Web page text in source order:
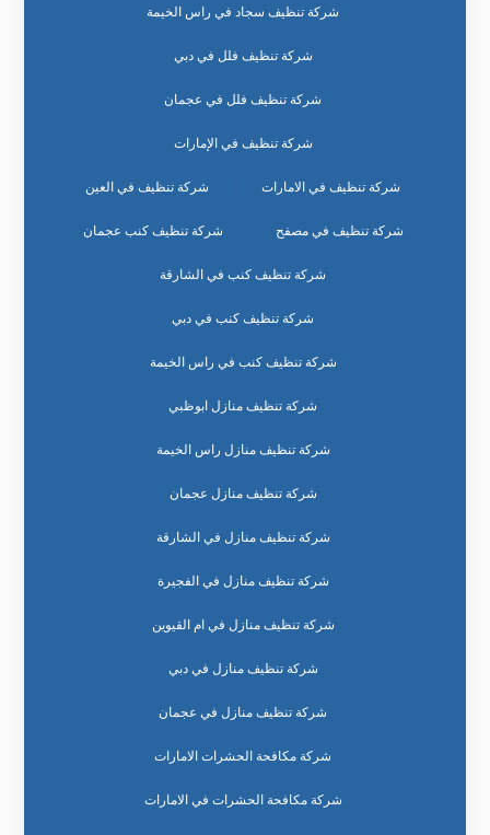
شركة تنظيف سجاد في راس الخيمة
شركة تنظيف فلل في دبي
شركة تنظيف فلل في عجمان
شركة تنظيف في الإمارات
شركة تنظيف في الامارات شركة تنظيف في العين
شركة تنظيف في مصفح شركة تنظيف كنب عجمان
شركة تنظيف كنب في الشارقة
شركة تنظيف كنب في دبي
شركة تنظيف كنب في راس الخيمة
شركة تنظيف منازل ابوظبي
شركة تنظيف منازل راس الخيمة
شركة تنظيف منازل عجمان
شركة تنظيف منازل في الشارقة
شركة تنظيف منازل في الفجيرة
شركة تنظيف منازل في ام القيوين
شركة تنظيف منازل في دبي
شركة تنظيف منازل في عجمان
شركة مكافحة الحشرات الامارات
شركة مكافحة الحشرات في الامارات